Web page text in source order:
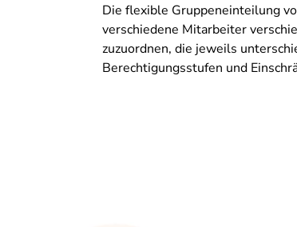
Die flexible Gruppeneinteilung
verschiedene Mitarbeiter
zuzuordnen, die jeweils
Berechtigungsstufen und